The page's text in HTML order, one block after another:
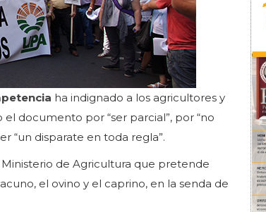
ha indignado a los agricultores y
documento por “ser parcial”, por “no
“un disparate en toda regla”.
de Agricultura que pretende
el ovino y el caprino, en la senda de